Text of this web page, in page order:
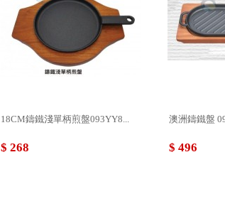
18CM鑄鐵淺單柄煎盤093YY8...
$ 268
澳洲鑄鐵盤
$ 496